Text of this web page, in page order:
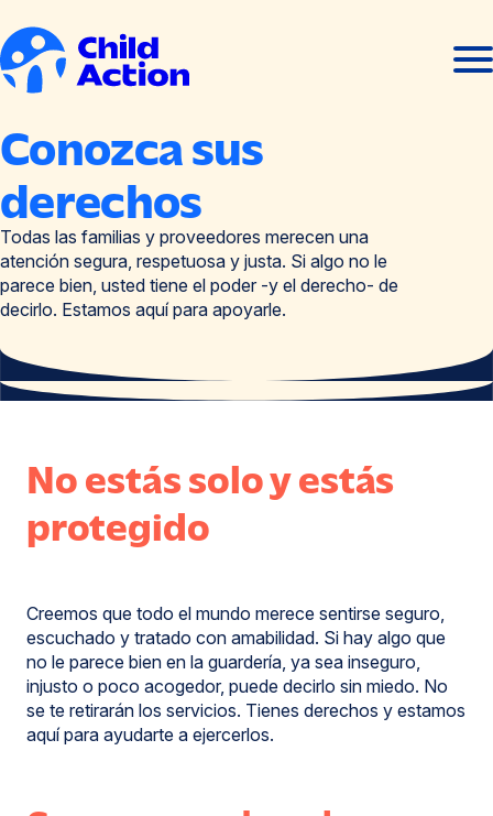
Abrir
Conozca sus
derechos
Todas las familias y proveedores merecen una
atención segura, respetuosa y justa. Si algo no le
parece bien, usted tiene el poder -y el derecho- de
decirlo. Estamos aquí para apoyarle.
No estás solo y estás
protegido
Creemos que todo el mundo merece sentirse seguro,
escuchado y tratado con amabilidad. Si hay algo que
no le parece bien en la guardería, ya sea inseguro,
injusto o poco acogedor, puede decirlo sin miedo. No
se te retirarán los servicios. Tienes derechos y estamos
aquí para ayudarte a ejercerlos.